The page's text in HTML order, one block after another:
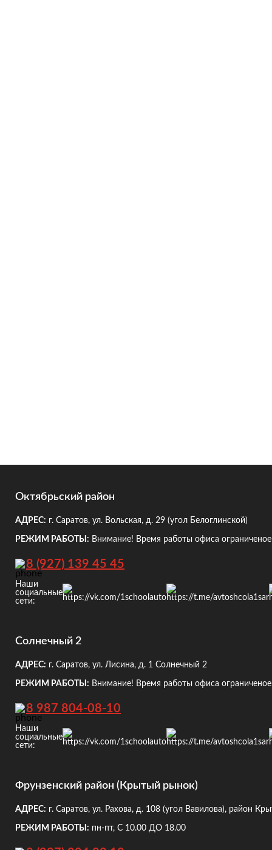
Октябрьский район
АДРЕС: г. Саратов, ул. Вольская, д. 29 (угол Белоглинской)
РЕЖИМ РАБОТЫ: Внимание! Время работы офиса
8 (927) 139 45 45
Наши
социальные
сети:
Солнечный 2
АДРЕС: г. Саратов, ул. Лисина, д. 1 Солнечный 2
РЕЖИМ РАБОТЫ: Внимание! Время работы офиса
8 987 804-08-10
Наши
социальные
сети:
Фрунзенский район (Крытый рынок)
АДРЕС: г. Саратов, ул. Рахова, д. 108 (угол Вавилова), район
РЕЖИМ РАБОТЫ: пн-пт, С 10.00 ДО 18.00